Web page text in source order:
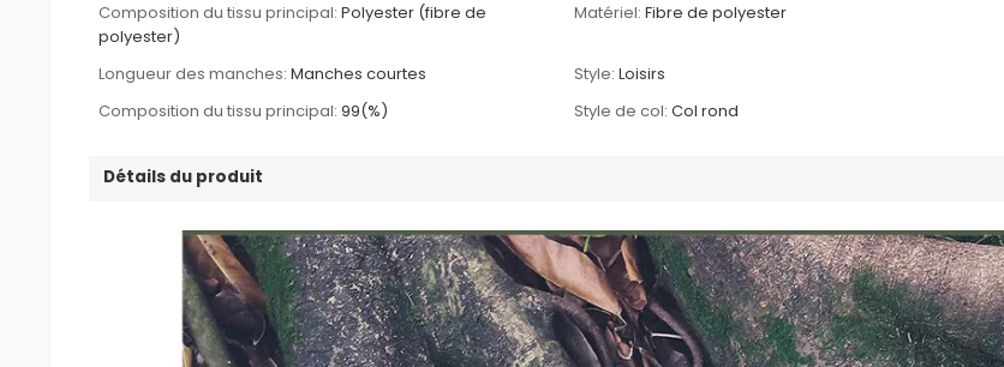
Composition du tissu principal: Polyester (fibre de
polyester)
Matériel: Fibre de polyester
Longueur des manches: Manches courtes Style: Loisirs
Composition du tissu principal: 99(%) Style de col: Col rond
Détails du produit